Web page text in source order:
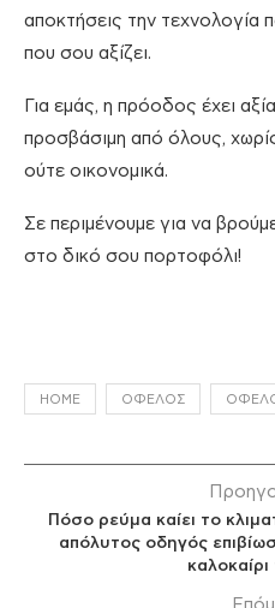
αποκτήσεις την τεχνολογία
που σου αξίζει.
Για εμάς, η πρόοδος έχει
προσβάσιμη από όλους,
ούτε οικονομικά.
Σε περιμένουμε για να
στο δικό σου πορτοφόλι!
HOME ΌΦΕΛΟΣ
Πόσο ρεύμα καίει το
απόλυτος οδηγός